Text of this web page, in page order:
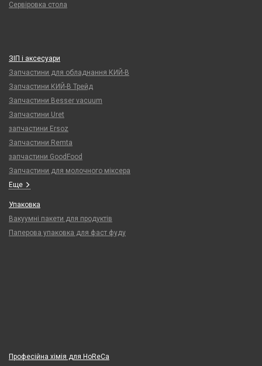
Сервіровка стола
ЗІП і аксесуари
Запчастини для обладнання КИЙ-В
Запчастини КИЙ-В Трейд
Запчастини Besser vacuum
Запчастини Uret
запчастини Ersoz
Запчастини Remta
запчастини GoodFood
Запчастини для молочного міксера
Еще
Упаковка
Вакуумні пакети для продуктів
Паперова упаковка для фаст фуду
Професійна хімія для HoReCa